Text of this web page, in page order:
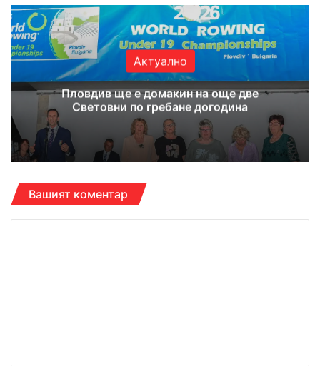
Актуално
Пловдив ще е домакин на още две
Световни по гребане догодина
Вашият коментар